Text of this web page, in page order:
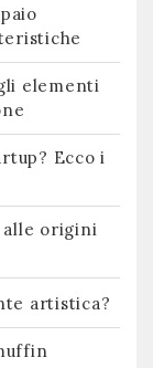
elementi
Ecco i
alle origini
artistica?